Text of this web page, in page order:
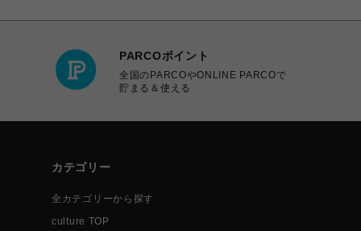
PARCOポイント
全国のPARCOやONLINE PARCOで
貯まる＆使える
カテゴリー
全カテゴリーから探す
culture TOP